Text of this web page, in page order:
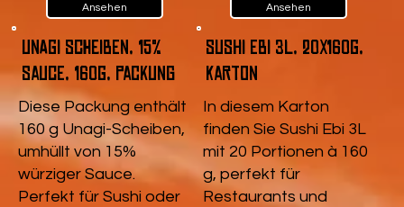
Ansehen Ansehen
Unagi Scheiben, 15%
Sauce, 160g, Packung
Diese Packung enthält
160 g Unagi-Scheiben,
umhüllt von 15%
würziger Sauce.
Perfekt für Sushi oder
Sushi Ebi 3L, 20x160g,
Karton
In diesem Karton
finden Sie Sushi Ebi 3L
mit 20 Portionen à 160
g, perfekt für
Restaurants und